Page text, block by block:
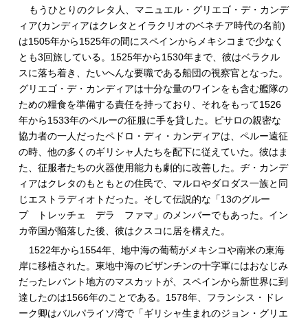
もうひとりのクレタ人、マニュエル・グリエゴ・デ・カンデ
ィア(カンディアはクレタとイラクリオのベネチア時代の名前)
は1505年から1525年の間にスペインからメキシコまで少なく
とも3回旅している。1525年から1530年まで、彼はベラクル
スに落ち着き、たいへんな要職である船団の視察官となった。
グリエゴ・デ・カンディアは十分な量のワインをも含む艦隊の
ための糧食を準備する責任を持っており、それをもって1526
年から1533年のペルーの征服に手を貸した。ピサロの親密な
協力者の一人だったペドロ・ディ・カンディアは、ペルー遠征
の時、他の多くのギリシャ人たちを配下に従えていた。彼はま
た、征服者たちの火器使用能力も劇的に改善した。ヂ・カンデ
ィアはクレタのもともとの住民で、マルロやダロダス一族と同
じエストラディオトだった。そして伝説的な「13のグルー
プ トレッチェ デラ ファマ」のメンバーでもあった。イン
カ帝国が陥落した後、彼はクスコに居を構えた。
1522年から1554年、地中海の葡萄がメキシコや南米の東海
岸に移植された。東地中海のビザンチンの十字軍にはおなじみ
だったレバント地方のマスカットが、スペインから新世界に到
達したのは1566年のことである。1578年、フランシス・ドレ
ーク卿はバルパライソ湾で「ギリシャ生まれのジョン・グリエ